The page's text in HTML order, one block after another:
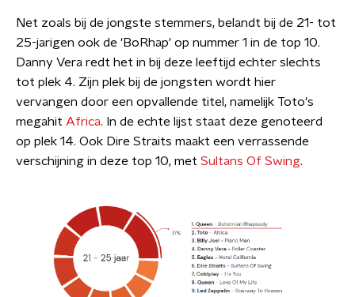
Net zoals bij de jongste stemmers, belandt bij de 21- tot
25-jarigen ook de 'BoRhap' op nummer 1 in de top 10.
Danny Vera redt het in bij deze leeftijd echter slechts
tot plek 4. Zijn plek bij de jongsten wordt hier
vervangen door een opvallende titel, namelijk Toto's
megahit Africa. In de echte lijst staat deze genoteerd
op plek 14. Ook Dire Straits maakt een verrassende
verschijning in deze top 10, met Sultans Of Swing.